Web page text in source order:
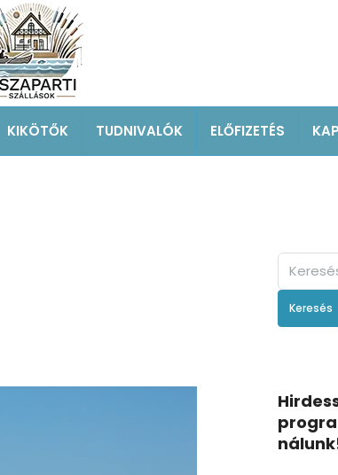
KIKÖTŐK TUDNIVALÓK ELŐFIZETÉS
Keresés